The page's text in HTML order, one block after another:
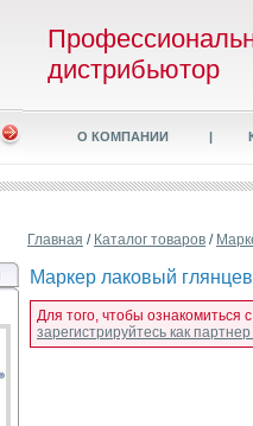
дистрибьютор
О КОМПАНИИ |
Главная / Каталог товаров /
Маркер лаковый
Для того, чтобы ознакомиться
зарегистрируйтесь как